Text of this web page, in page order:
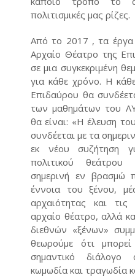
πολιτισμικές μας ρίζες.
Από το 2017 , τα
Αρχαίο Θέατρο της
σε μια συγκεκριμένη
για κάθε χρόνο. Η
Επιδαύρoυ θα
των μαθημάτων του
θα είναι: «H έλευση
συνδέεται με τα
εκ νέου συζήτηση
πολιτικού
σημερινή εν βρασμώ
έννοια του ξένου,
αρχαιότητας και
αρχαίο θέατρο, αλλά
διεθνών «ξένων»
θεωρούμε ότι
σημαντικό
κωμωδία και τραγωδία